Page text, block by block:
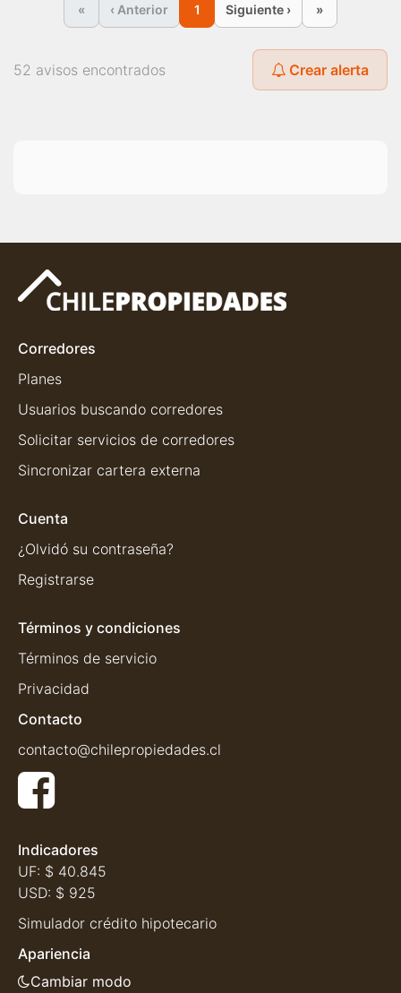
« ‹ Anterior 1 Siguiente › »
52 avisos encontrados Crear alerta
Corredores
Planes
Usuarios buscando corredores
Solicitar servicios de corredores
Sincronizar cartera externa
Cuenta
¿Olvidó su contraseña?
Registrarse
Términos y condiciones
Términos de servicio
Privacidad
Contacto
contacto@chilepropiedades.cl
Indicadores
UF: $ 40.845
USD: $ 925
Simulador crédito hipotecario
Apariencia
Cambiar modo